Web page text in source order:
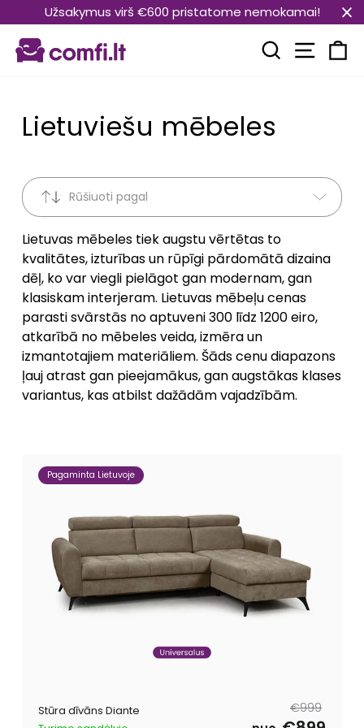
uz
saturu
Užsakymus virš €600 pristatome nemokamai!
Meklēt
Lietuviešu mēbeles
Rūšiuoti pagal
Lietuvas mēbeles tiek augstu vērtētas to
kvalitātes, izturības un rūpīgi pārdomātā dizaina
dēļ, ko var viegli pielāgot gan modernam, gan
klasiskam interjeram. Lietuvas mēbeļu cenas
parasti svārstās no aptuveni 300 līdz 1200 eiro,
atkarībā no mēbeles veida, izmēra un
izmantotajiem materiāliem. Šāds cenu diapazons
ļauj atrast gan pieejamākus, gan augstākas klases
variantus, kas atbilst dažādām vajadzībām.
Pagaminta Lietuvoje
Stūra dīvāns Diante
Parastā
cena
€999
Pārdošanas
cena